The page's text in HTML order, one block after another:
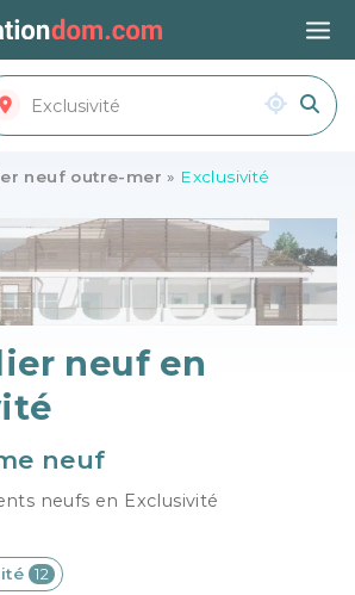
neuf outre-mer » Exclusivité
neuf en
neuf
neufs en Exclusivité
12
Voir la liste